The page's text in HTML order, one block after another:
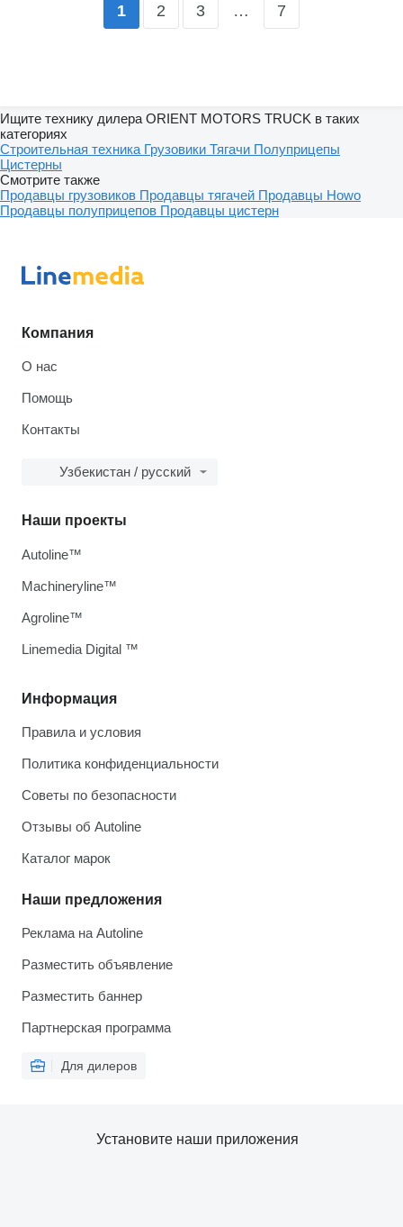
1 2 3 … 7
Ищите технику дилера ORIENT MOTORS TRUCK в таких
категориях
Строительная техника Грузовики Тягачи Полуприцепы
Цистерны
Смотрите также
Продавцы грузовиков Продавцы тягачей Продавцы Howo
Продавцы полуприцепов Продавцы цистерн
Компания
О нас
Помощь
Контакты
Узбекистан / русский
Информация
Правила и условия
Политика конфиденциальности
Советы по безопасности
Отзывы об Autoline
Каталог марок
Наши предложения
Реклама на Autoline
Разместить объявление
Разместить баннер
Партнерская программа
Для дилеров
Наши проекты
Autoline™
Machineryline™
Agroline™
Linemedia Digital ™
Установите наши приложения